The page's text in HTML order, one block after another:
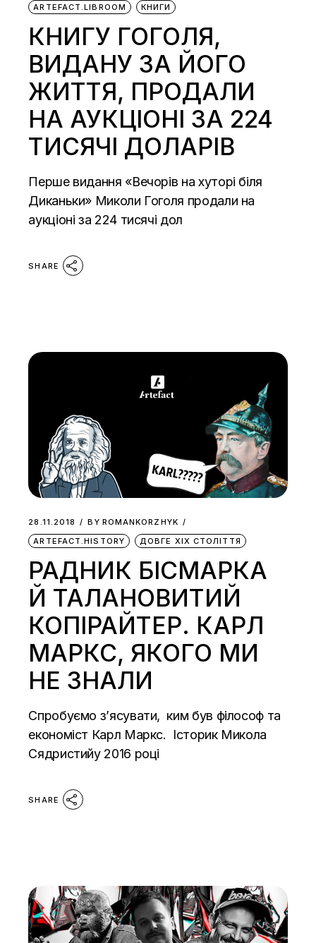
ARTEFACT.LIBROOM
КНИГИ
КНИГУ ГОГОЛЯ,
ВИДАНУ ЗА ЙОГО
ЖИТТЯ, ПРОДАЛИ
НА АУКЦІОНІ ЗА 224
ТИСЯЧІ ДОЛАРІВ
Перше видання «Вечорів на хуторі біля
Диканьки» Миколи Гоголя продали на
аукціоні за 224 тисячі дол
SHARE
28.11.2018 BY ROMANKORZHYK
ARTEFACT.HISTORY
ДОВГЕ ХІХ СТОЛІТТЯ
РАДНИК БІСМАРКА
Й ТАЛАНОВИТИЙ
КОПІРАЙТЕР. КАРЛ
МАРКС, ЯКОГО МИ
НЕ ЗНАЛИ
Спробуємо з’ясувати, ким був філософ та
економіст Карл Маркс. Історик Микола
Сядристийу 2016 році
SHARE